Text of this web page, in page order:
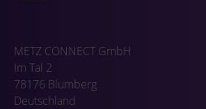
METZ CONNECT GmbH
Im Tal 2
78176 Blumberg
Deutschland